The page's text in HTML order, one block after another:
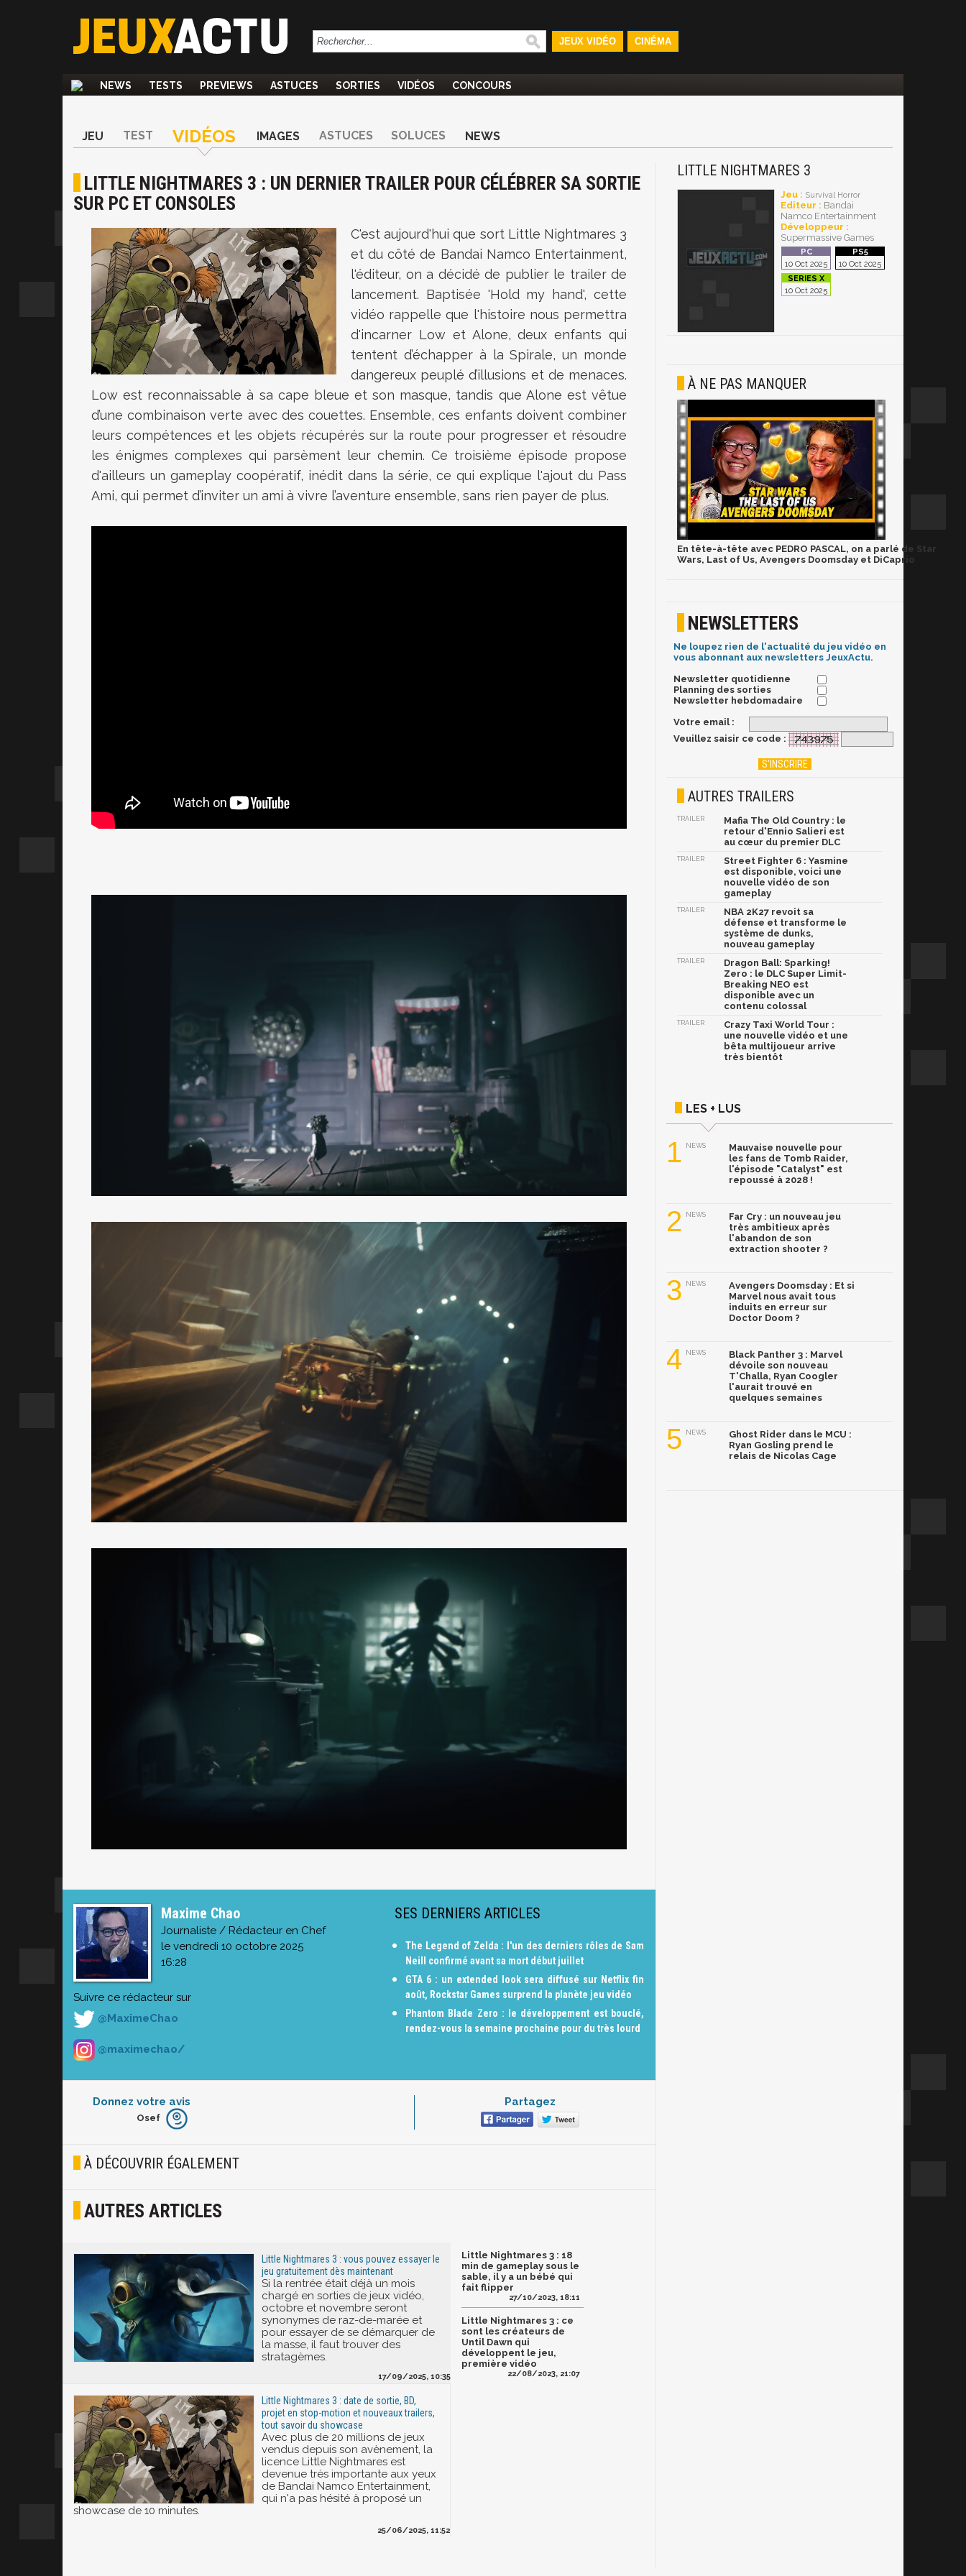
JEUX VIDÉO CINÉMA
NEWS TESTS PREVIEWS ASTUCES SORTIES VIDÉOS CONCOURS
JEU TEST VIDÉOS IMAGES ASTUCES SOLUCES NEWS
LITTLE NIGHTMARES 3 : UN DERNIER TRAILER POUR CÉLÉBRER SA SORTIE
SUR PC ET CONSOLES
C'est aujourd'hui que sort Little Nightmares 3
et du côté de Bandai Namco Entertainment,
l'éditeur, on a décidé de publier le trailer de
lancement. Baptisée 'Hold my hand', cette
vidéo rappelle que l'histoire nous permettra
d'incarner Low et Alone, deux enfants qui
tentent d’échapper à la Spirale, un monde
dangereux peuplé d’illusions et de menaces.
Low est reconnaissable à sa cape bleue et son masque, tandis que Alone est vêtue
d’une combinaison verte avec des couettes. Ensemble, ces enfants doivent combiner
leurs compétences et les objets récupérés sur la route pour progresser et résoudre
les énigmes complexes qui parsèment leur chemin. Ce troisième épisode propose
d'ailleurs un gameplay coopératif, inédit dans la série, ce qui explique l'ajout du Pass
Ami, qui permet d’inviter un ami à vivre l’aventure ensemble, sans rien payer de plus.
Maxime Chao
Journaliste / Rédacteur en Chef
le vendredi 10 octobre 2025
16:28
Suivre ce rédacteur sur
@MaximeChao
@maximechao/
SES DERNIERS ARTICLES
The Legend of Zelda : l'un des derniers rôles de Sam
Neill confirmé avant sa mort début juillet
GTA 6 : un extended look sera diffusé sur Netflix fin
août, Rockstar Games surprend la planète jeu vidéo
Phantom Blade Zero : le développement est bouclé,
rendez-vous la semaine prochaine pour du très lourd
Donnez votre avis
Furieux
Joyeux
Osef
Partagez
À DÉCOUVRIR ÉGALEMENT
AUTRES ARTICLES
Little Nightmares 3 : vous pouvez essayer le
jeu gratuitement dès maintenant
Si la rentrée était déjà un mois
chargé en sorties de jeux vidéo,
octobre et novembre seront
synonymes de raz-de-marée et
pour essayer de se démarquer de
la masse, il faut trouver des
stratagèmes.
17/09/2025, 10:35
Little Nightmares 3 : date de sortie, BD,
projet en stop-motion et nouveaux trailers,
tout savoir du showcase
Avec plus de 20 millions de jeux
vendus depuis son avènement, la
licence Little Nightmares est
devenue très importante aux yeux
de Bandai Namco Entertainment,
qui n'a pas hésité à proposé un
showcase de 10 minutes.
25/06/2025, 11:52
Little Nightmares 3 : 18
min de gameplay sous le
sable, il y a un bébé qui
fait flipper
27/10/2023, 18:11
Little Nightmares 3 : ce
sont les créateurs de
Until Dawn qui
développent le jeu,
première vidéo
22/08/2023, 21:07
LITTLE NIGHTMARES 3
Jeu : Survival Horror
Editeur : Bandai
Namco Entertainment
Développeur :
Supermassive Games
10 Oct 2025 10 Oct 2025
10 Oct 2025
À NE PAS MANQUER
En tête-à-tête avec PEDRO PASCAL, on a parlé de Star
Wars, Last of Us, Avengers Doomsday et DiCaprio
NEWSLETTERS
Ne loupez rien de l'actualité du jeu vidéo en
vous abonnant aux newsletters JeuxActu.
Newsletter quotidienne
Planning des sorties
Newsletter hebdomadaire
Votre email :
Veuillez saisir ce code :
AUTRES TRAILERS
TRAILER
Mafia The Old Country : le
retour d'Ennio Salieri est
au cœur du premier DLC
TRAILER
Street Fighter 6 : Yasmine
est disponible, voici une
nouvelle vidéo de son
gameplay
TRAILER
NBA 2K27 revoit sa
défense et transforme le
système de dunks,
nouveau gameplay
TRAILER
Dragon Ball: Sparking!
Zero : le DLC Super Limit-
Breaking NEO est
disponible avec un
contenu colossal
TRAILER
Crazy Taxi World Tour :
une nouvelle vidéo et une
bêta multijoueur arrive
très bientôt
LES + LUS
1 NEWS
Mauvaise nouvelle pour
les fans de Tomb Raider,
l'épisode "Catalyst" est
repoussé à 2028 !
2 NEWS
Far Cry : un nouveau jeu
très ambitieux après
l'abandon de son
extraction shooter ?
3 NEWS
Avengers Doomsday : Et si
Marvel nous avait tous
induits en erreur sur
Doctor Doom ?
4 NEWS
Black Panther 3 : Marvel
dévoile son nouveau
T'Challa, Ryan Coogler
l'aurait trouvé en
quelques semaines
5 NEWS
Ghost Rider dans le MCU :
Ryan Gosling prend le
relais de Nicolas Cage